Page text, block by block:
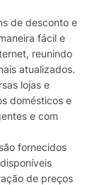
de desconto e
fácil e
reunindo
atualizados.
lojas e
domésticos e
e com
fornecidos
de preços